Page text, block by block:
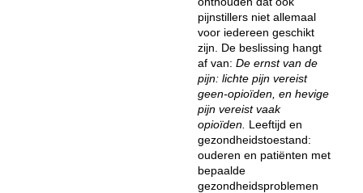
pijnstillers niet allemaal
voor iedereen geschikt
zijn. De beslissing hangt
af van: De ernst van de
pijn: lichte pijn vereist
geen-opioïden, en hevige
pijn vereist vaak
opioïden. Leeftijd en
gezondheidstoestand:
ouderen en patiënten met
bepaalde
gezondheidsproblemen